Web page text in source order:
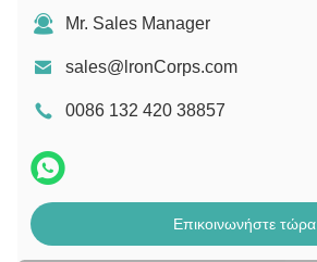
Mr. Sales Manager
sales@lronCorps.com
0086 132 420 38857
Επικοινωνήστε τώρα